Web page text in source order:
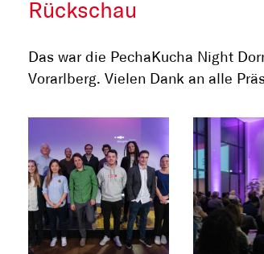
Rückschau
Das war die PechaKucha Night
Vorarlberg. Vielen Dank an alle